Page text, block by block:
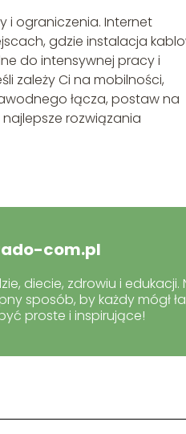
i ograniczenia. Internet
gdzie instalacja
do intensywnej pracy i
zależy Ci na mobilności,
łącza, postaw na
rozwiązania
com.pl
diecie, zdrowiu i edukacji.
sposób, by każdy mógł
proste i inspirujące!